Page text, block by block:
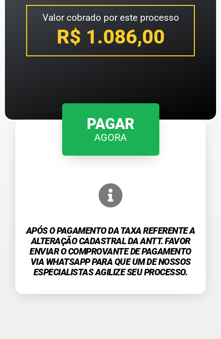
Valor cobrado por este processo
R$ 1.086,00
PAGAR
AGORA
APÓS O PAGAMENTO DA TAXA REFERENTE A
ALTERAÇÃO CADASTRAL DA ANTT. FAVOR
ENVIAR O COMPROVANTE DE PAGAMENTO
VIA WHATSAPP PARA QUE UM DE NOSSOS
ESPECIALISTAS AGILIZE SEU PROCESSO.